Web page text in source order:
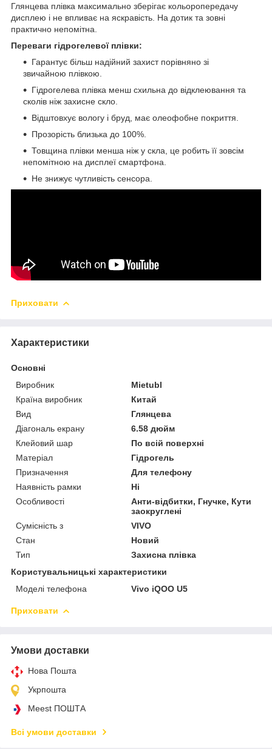
Глянцева плівка максимально зберігає кольоропередачу
дисплею і не впливає на яскравість. На дотик та зовні
практично непомітна.
Переваги гідрогелевої плівки:
Гарантує більш надійний захист порівняно зі
звичайною плівкою.
Гідрогелева плівка менш схильна до відклеювання та
сколів ніж захисне скло.
Відштовхує вологу і бруд, має олеофобне покриття.
Прозорість близька до 100%.
Товщина плівки менша ніж у скла, це робить її зовсім
непомітною на дисплеї смартфона.
Не знижує чутливість сенсора.
Приховати
Характеристики
Основні
Виробник
Mietubl
Країна виробник
Китай
Вид
Глянцева
Діагональ екрану
6.58 дюйм
Клейовий шар
По всій поверхні
Матеріал
Гідрогель
Призначення
Для телефону
Наявність рамки
Ні
Особливості
Анти-відбитки, Гнучке, Кути
заокруглені
Сумісність з
VIVO
Стан
Новий
Тип
Захисна плівка
Користувальницькі характеристики
Моделі телефона
Vivo iQOO U5
Приховати
Умови доставки
Нова Пошта
Укрпошта
Meest ПОШТА
Всі умови доставки